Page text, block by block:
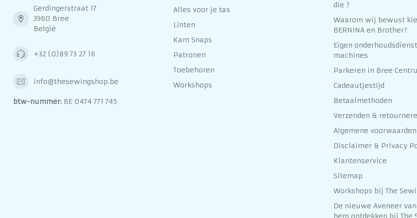
Gerdingerstraat 17
3960 Bree
België
+32 (0)89 73 27 16
info@thesewingshop.be
btw-nummer: BE 0474 771 745
Alles voor je tas
Linten
Kam Snaps
Patronen
Toebehoren
Workshops
die ?
Waarom wij bewust
BERNINA en Brother?
Eigen
machines
Parkeren in Bree
Cadeautjestijd
Betaalmethoden
Verzenden &
Algemene voorwaarden
Disclaimer & Privacy
Klantenservice
Sitemap
Workshops bij The
De nieuwe Aveneer
hem ontdekken bij The